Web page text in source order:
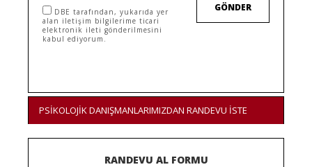
DBE tarafından, yukarıda yer
alan iletişim bilgilerime ticari
elektronik ileti gönderilmesini
kabul ediyorum.
GÖNDER
PSİKOLOJİK DANIŞMANLARIMIZDAN RANDEVU İSTE
RANDEVU AL FORMU